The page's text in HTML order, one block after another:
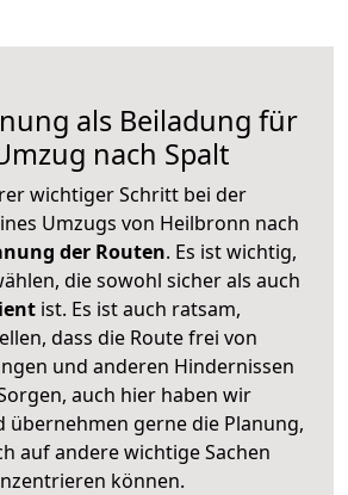
als Beiladung für
nach Spalt
wichtiger Schritt bei der
Umzugs von Heilbronn nach
der Routen. Es ist wichtig,
die sowohl sicher als auch
ist. Es ist auch ratsam,
dass die Route frei von
und anderen Hindernissen
auch hier haben wir
übernehmen gerne die Planung,
auf andere wichtige Sachen
können.